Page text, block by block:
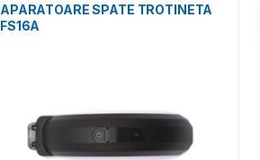
APARATOARE SPATE TROTINETA
FS16A